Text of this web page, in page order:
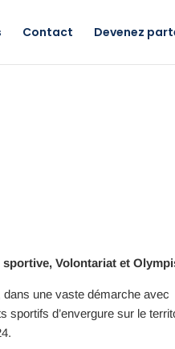
Contact Devenez
Volontariat et
dans une vaste démarche avec
sportifs d’envergure sur le